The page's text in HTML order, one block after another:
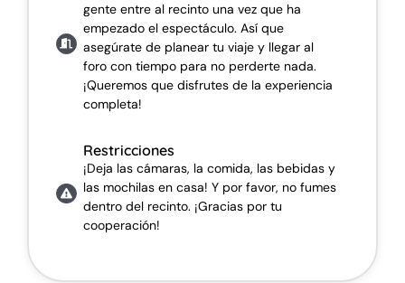
gente entre al recinto una vez que ha
empezado el espectáculo. Así que
asegúrate de planear tu viaje y llegar al
foro con tiempo para no perderte nada.
¡Queremos que disfrutes de la experiencia
completa!
Restricciones
¡Deja las cámaras, la comida, las bebidas y
las mochilas en casa! Y por favor, no fumes
dentro del recinto. ¡Gracias por tu
cooperación!